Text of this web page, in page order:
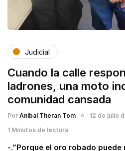
Judicial
Cuando la calle
ladrones, una moto
comunidad cansada
Por Anibal Theran Tom
12 de julio
1 Minutos de lectura
-.”Porque el oro robado puede